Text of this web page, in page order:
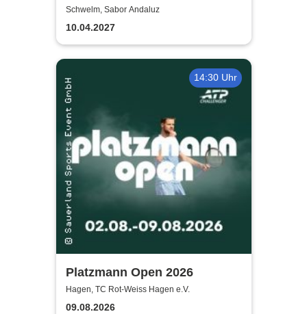
gewusst hätte
Schwelm, Sabor Andaluz
10.04.2027
14:30 Uhr
Platzmann Open 2026
Hagen, TC Rot-Weiss Hagen e.V.
09.08.2026